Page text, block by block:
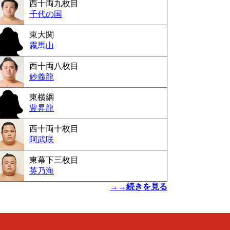
西十両九枚目
千代の国
東大関
霧馬山
西十両八枚目
妙義龍
東横綱
豊昇龍
西十両十枚目
阿武咲
東幕下三枚目
英乃海
→→続きを見る